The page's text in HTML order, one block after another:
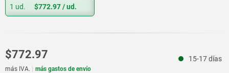
1 ud. $772.97/ ud.
$772.97 15-17 días
más IVA. más gastos de envío